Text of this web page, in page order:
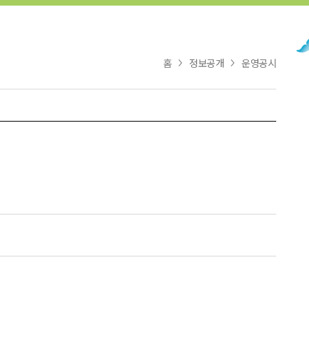
홈 정보공개 운영공시